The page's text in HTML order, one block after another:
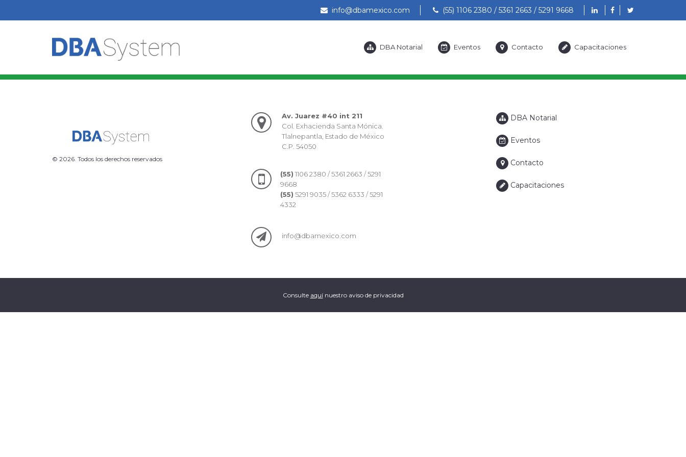
info@dbamexico.com (55) 1106 2380 / 5361 2663 / 5291 9668
DBA Notarial Eventos Contacto Capacitaciones
© 2026. Todos los derechos reservados
Av. Juarez #40 int 211
Col. Exhacienda Santa Mónica.
Tlalnepantla, Estado de México
C.P. 54050
(55) 1106 2380 / 5361 2663 / 5291
9668
(55) 5291 9035 / 5362 6333 / 5291
4332
info@dbamexico.com
DBA Notarial
Eventos
Contacto
Capacitaciones
Consulte aquínuestro aviso de privacidad